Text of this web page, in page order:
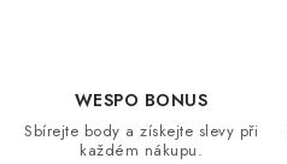
k
WESPO BONUS
Sbírejte body a získejte slevy při
každém nákupu.